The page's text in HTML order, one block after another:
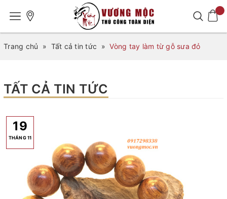
Trang chủ » Tất cả tin tức » Vòng tay làm từ gỗ sưa đỏ
TẤT CẢ TIN TỨC
19
THÁNG 11